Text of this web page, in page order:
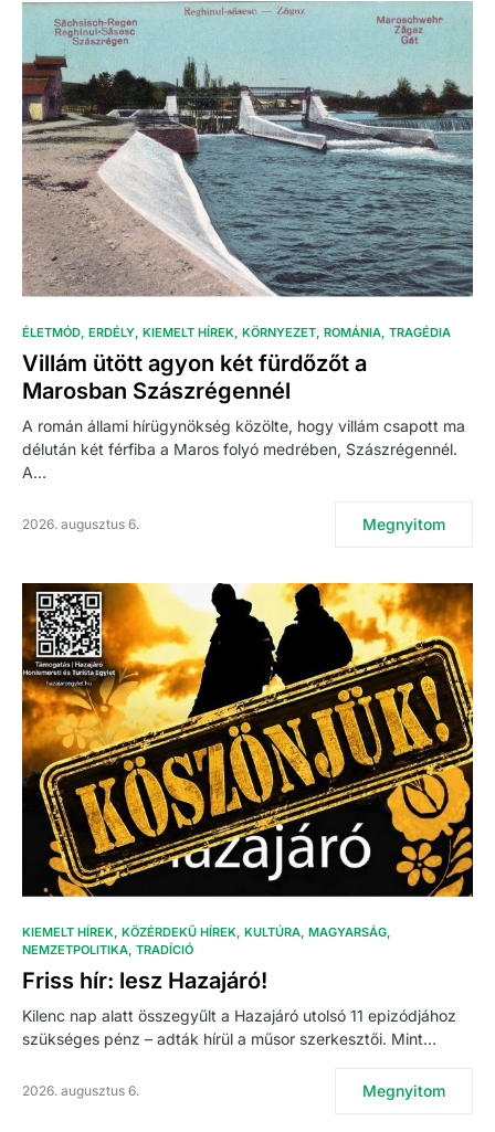
ÉLETMÓD ERDÉLY KIEMELT HÍREK KÖRNYEZET ROMÁNIA TRAGÉDIA
Villám ütött agyon két fürdőzőt a
Marosban Szászrégennél
A román állami hírügynökség közölte, hogy villám csapott ma
délután két férfiba a Maros folyó medrében, Szászrégennél.
A…
2026. augusztus 6. Megnyitom
KIEMELT HÍREK KÖZÉRDEKŰ HÍREK KULTÚRA MAGYARSÁG
NEMZETPOLITIKA TRADÍCIÓ
Friss hír: lesz Hazajáró!
Kilenc nap alatt összegyűlt a Hazajáró utolsó 11 epizódjához
szükséges pénz – adták hírül a műsor szerkesztői. Mint…
2026. augusztus 6. Megnyitom